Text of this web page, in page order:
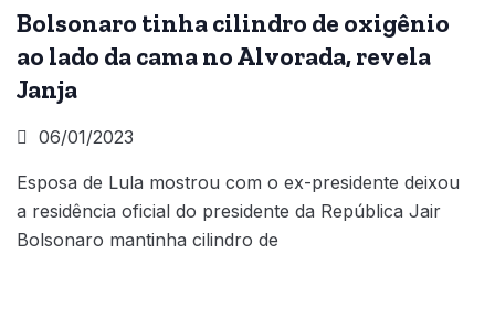
Bolsonaro tinha cilindro de oxigênio
ao lado da cama no Alvorada, revela
Janja
06/01/2023
Esposa de Lula mostrou com o ex-presidente deixou
a residência oficial do presidente da República Jair
Bolsonaro mantinha cilindro de